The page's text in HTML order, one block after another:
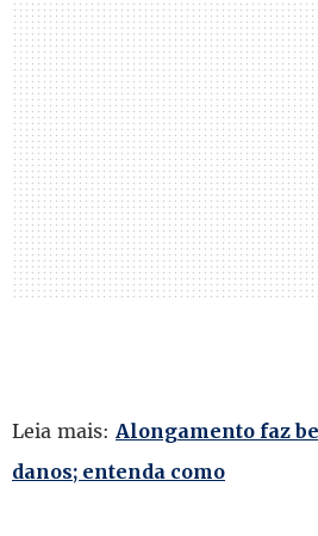
Leia mais: Alongamento faz
danos; entenda como